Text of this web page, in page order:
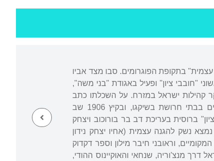
בתקופת הפוגרומים. סבו מצד אביו
"חובבי ציון" ופעיל באגודת "בני משה",
ישראל וחוקר קהילות ישראל במזרח. על השכלתו כתב
ראובני: Reading – No schools"". בגיל שבע-עשרה, בקיץ 1904, יצא לאמריקה, עבד שנתיים בבתי חרושת בשיקגו, ובקיץ 1906 שב
בשבועון "פועלי ציון" ברוסית בעריכת דב בר בורוכוב ויצחק
נשק להגנה עצמית (אחיו יצחק נידון
וראובני חיבר מילון וספר דקדוק
לברוח ליפן, שם עבד כמתורגמן. ב-1910 הגיע לארץ ישראל דרך מנצ'וריה, שנחאי והאוקיינוס ההודי,